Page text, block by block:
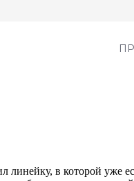
в которой уже